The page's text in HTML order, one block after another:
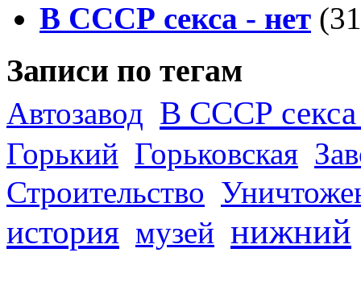
В СССР секса - нет
Записи по тегам
Автозавод В СССР секса
Горький Горьковская
Строительство
история музей нижний